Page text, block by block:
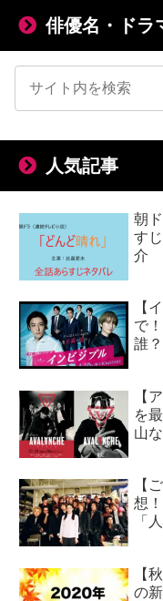
俳優名・ドラ
人気記事
朝
す
介
【
で
誰？
【
を
山
【
想
「
【
の